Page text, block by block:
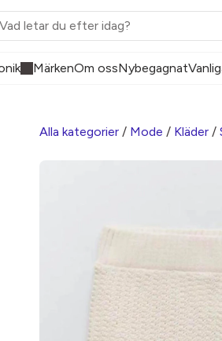
MärkenOm ossNybegagnat
Alla kategorier / Mode / Kläder /